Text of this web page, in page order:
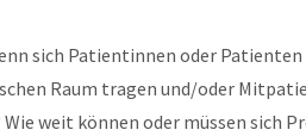
sich Patientinnen oder
Raum tragen und/oder
Wie weit können oder müssen sich